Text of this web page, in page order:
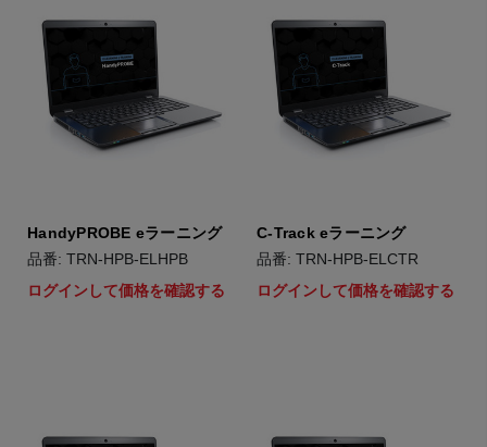
HandyPROBE eラーニング
品番: TRN-HPB-ELHPB
ログインして価格を確認する
C-Track eラーニング
品番: TRN-HPB-ELCTR
ログインして価格を確認する